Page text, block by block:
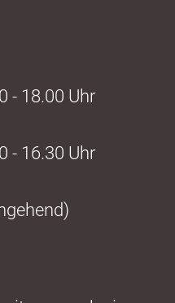
- 18.00 Uhr
- 16.30 Uhr